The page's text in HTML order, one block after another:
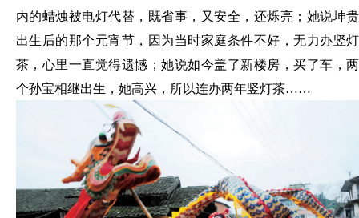
内的蜡烛被电灯代替，既省事，又安全，还烁亮；她说坤贵
出生后的那个元宵节，因为当时家庭条件不好，无力办竖灯
茶，心里一直觉得遗憾；她说如今盖了新楼房，买了车，两
个孙宝相继出生，她高兴，所以连办两年竖灯茶……